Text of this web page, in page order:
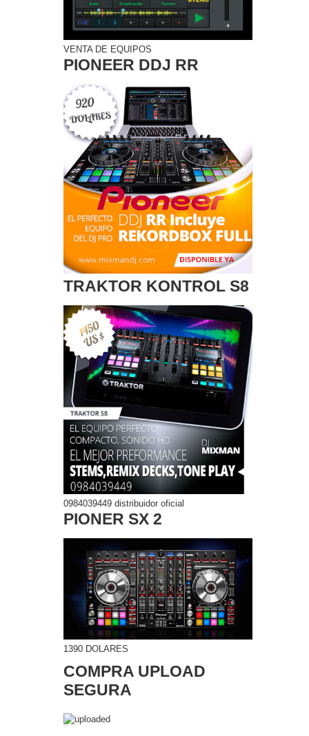
VENTA DE EQUIPOS
PIONEER DDJ RR
TRAKTOR KONTROL S8
0984039449 distribuidor oficial
PIONER SX 2
1390 DOLARES
COMPRA UPLOAD
SEGURA